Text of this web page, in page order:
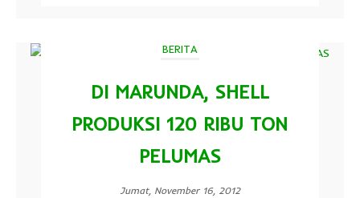
BERITA
DI MARUNDA, SHELL
PRODUKSI 120 RIBU TON
PELUMAS
Jumat, November 16, 2012